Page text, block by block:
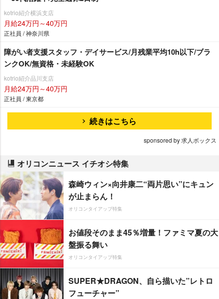
kotrio紹介横浜支店
月給24万円～40万円
正社員 / 神奈川県
障がい者支援スタッフ・デイサービス/月残業平均10h以下/ブラ
ンクOK/無資格・未経験OK
kotrio紹介品川支店
月給24万円～40万円
正社員 / 東京都
続きはこちら
sponsored by 求人ボックス
オリコンニュース イチオシ特集
森崎ウィン×向井康二“両片思い”にキュン
が止まらん！
オリコンタイアップ特集
お値段そのまま45％増量！ファミマ夏の大
盤振る舞い
オリコンタイアップ特集
SUPER★DRAGON、自ら描いた”レトロ
フューチャー”